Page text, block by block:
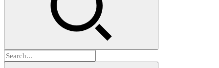
검